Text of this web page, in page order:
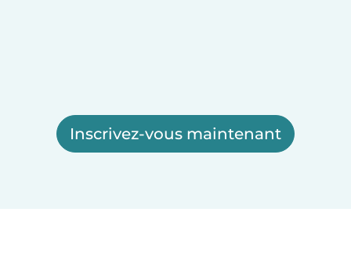
Inscrivez-vous maintenant